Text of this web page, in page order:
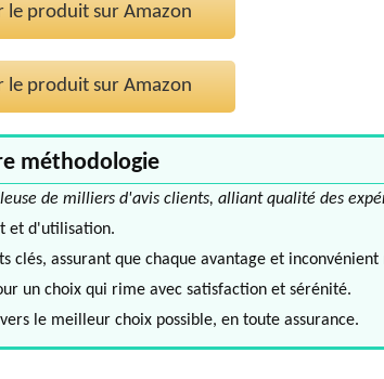
le produit sur Amazon
le produit sur Amazon
méthodologie
de milliers d'avis clients, alliant qualité des
et d'utilisation.
clés, assurant que chaque avantage et
un choix qui rime avec satisfaction et sérénité.
le meilleur choix possible, en toute assurance.